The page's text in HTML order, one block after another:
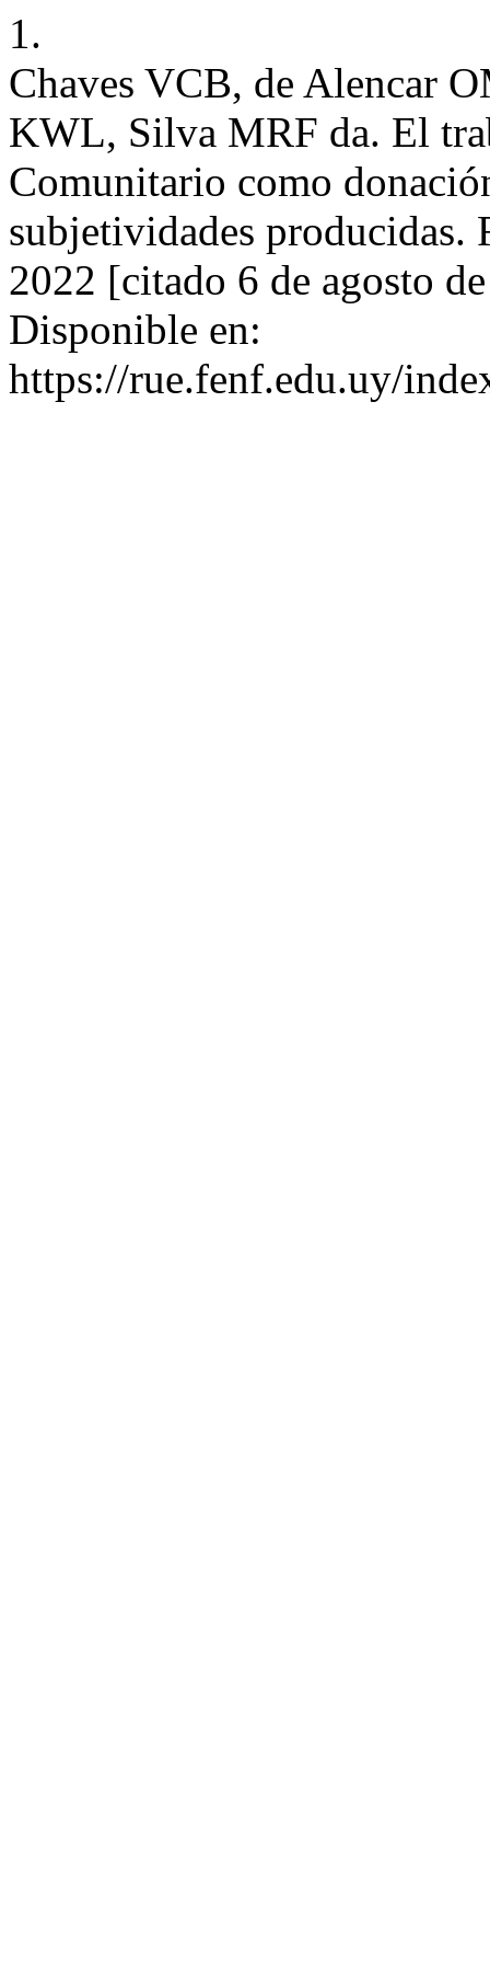
1.
Chaves VCB, de Alencar
KWL, Silva MRF da. El
Comunitario como
subjetividades producidas.
2022 [citado 6 de agosto
Disponible en:
https://rue.fenf.edu.uy/